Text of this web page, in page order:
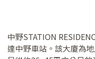
中野STATION
達中野車站。該大廈為